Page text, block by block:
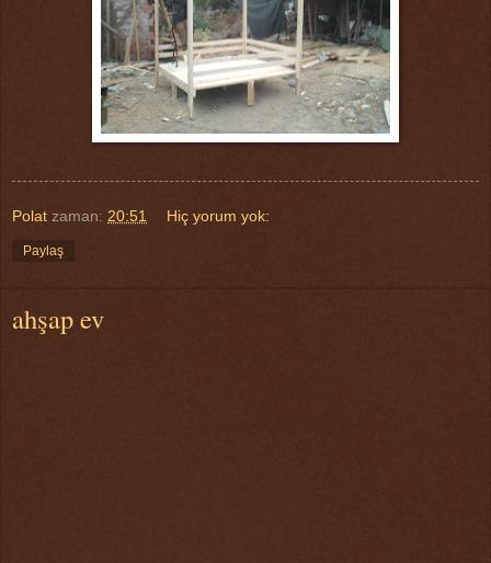
Polat zaman: 20:51 Hiç yorum yok:
Paylaş
ahşap ev